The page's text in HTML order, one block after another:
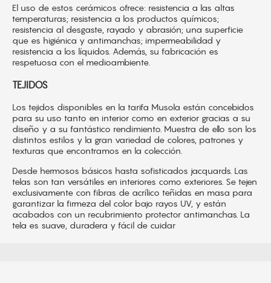
El uso de estos cerámicos ofrece: resistencia a las altas
temperaturas; resistencia a los productos químicos;
resistencia al desgaste, rayado y abrasión; una superficie
que es higiénica y antimanchas; impermeabilidad y
resistencia a los líquidos. Además, su fabricación es
respetuosa con el medioambiente.
TEJIDOS
Los tejidos disponibles en la tarifa Musola están concebidos
para su uso tanto en interior como en exterior gracias a su
diseño y a su fantástico rendimiento. Muestra de ello son los
distintos estilos y la gran variedad de colores, patrones y
texturas que encontramos en la colección.
Desde hermosos básicos hasta sofisticados jacquards. Las
telas son tan versátiles en interiores como exteriores. Se tejen
exclusivamente con fibras de acrílico teñidas en masa para
garantizar la firmeza del color bajo rayos UV, y están
acabados con un recubrimiento protector antimanchas. La
tela es suave, duradera y fácil de cuidar